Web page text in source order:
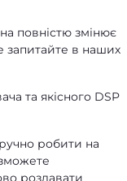
повністю змінює
запитайте в наших
та якісного DSP
робити на
роздавати